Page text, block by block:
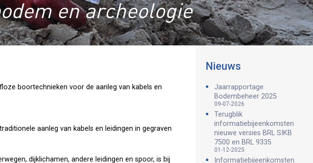
en archeologie
boortechnieken voor de aanleg van kabels en
aanleg van kabels en leidingen in gegraven
dijklichamen, andere leidingen en spoor, is bij
Nieuws
Jaarrapportage
Bodembeheer 2025
09-07-2026
Terugblik
informatiebijeenkomsten
nieuwe versies BRL SIKB
7500 en BRL 9335
01-12-2025
Informatiebijeenkomsten